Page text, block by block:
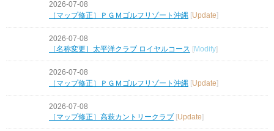
2026-07-08
［マップ修正］ＰＧＭゴルフリゾート沖縄 [Update]
2026-07-08
［名称変更］太平洋クラブ ロイヤルコース [Modify]
2026-07-08
［マップ修正］ＰＧＭゴルフリゾート沖縄 [Update]
2026-07-08
［マップ修正］高萩カントリークラブ [Update]